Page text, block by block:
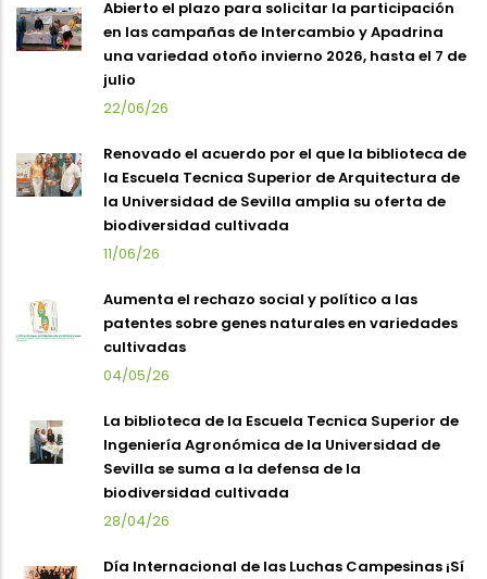
Abierto el plazo para solicitar la participación
en las campañas de Intercambio y Apadrina
una variedad otoño invierno 2026, hasta el 7 de
julio
22/06/26
Renovado el acuerdo por el que la biblioteca de
la Escuela Tecnica Superior de Arquitectura de
la Universidad de Sevilla amplia su oferta de
biodiversidad cultivada
11/06/26
Aumenta el rechazo social y político a las
patentes sobre genes naturales en variedades
cultivadas
04/05/26
La biblioteca de la Escuela Tecnica Superior de
Ingeniería Agronómica de la Universidad de
Sevilla se suma a la defensa de la
biodiversidad cultivada
28/04/26
Día Internacional de las Luchas Campesinas ¡Sí